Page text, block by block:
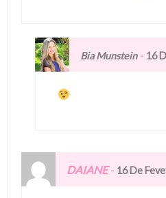
Bia Munstein- 16
DAIANE- 16 De